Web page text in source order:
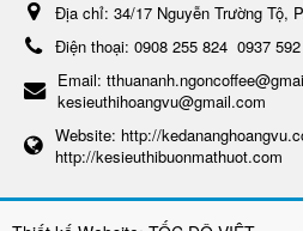
Địa chỉ: 34/17 Nguyễn Trường Tộ,
Điện thoại: 0908 255 824 0937
Email:
kesieuthihoangvu@gmail.com
Website: http://
http://kesieuthibuonmathuot.com